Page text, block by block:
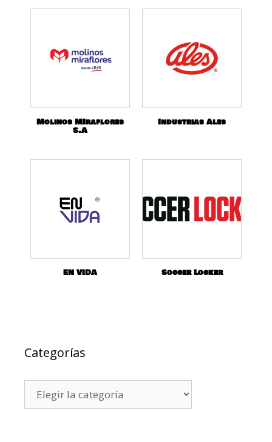
Molinos MIraflores
S.A
Industrias Ales
EN VIDA Soccer Locker
Categorías